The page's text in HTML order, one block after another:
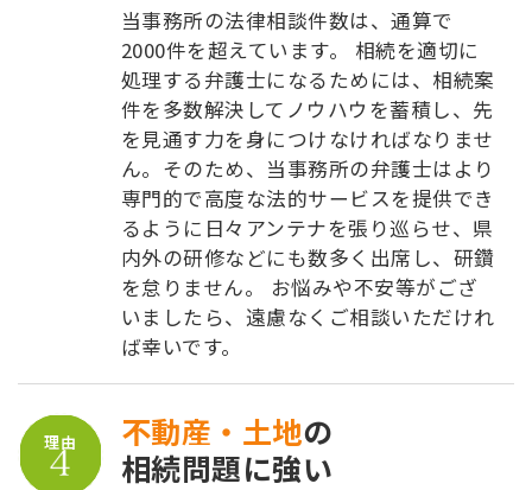
当事務所の法律相談件数は、通算で
2000件を超えています。 相続を適切に
処理する弁護士になるためには、相続案
件を多数解決してノウハウを蓄積し、先
を見通す力を身につけなければなりませ
ん。そのため、当事務所の弁護士はより
専門的で高度な法的サービスを提供でき
るように日々アンテナを張り巡らせ、県
内外の研修などにも数多く出席し、研鑽
を怠りません。 お悩みや不安等がござ
いましたら、遠慮なくご相談いただけれ
ば幸いです。
理由 不動産・土地の
相続問題に強い